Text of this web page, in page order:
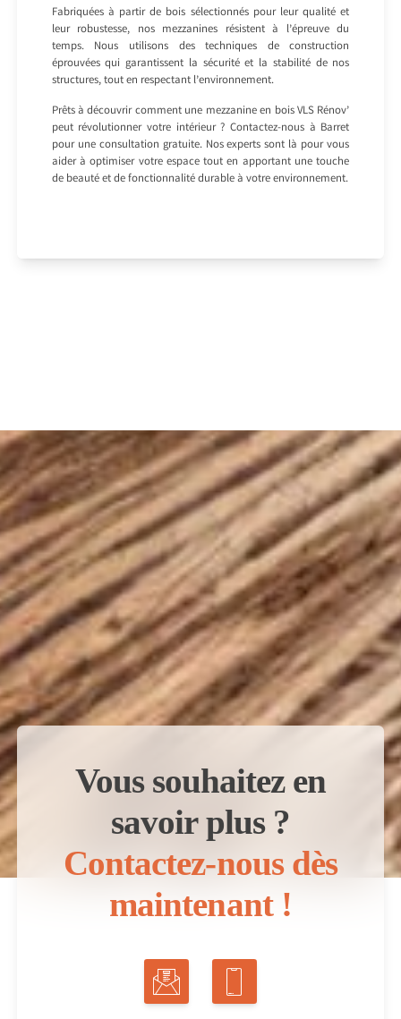
Fabriquées à partir de bois sélectionnés pour leur qualité et
leur robustesse, nos mezzanines résistent à l’épreuve du
temps. Nous utilisons des techniques de construction
éprouvées qui garantissent la sécurité et la stabilité de nos
structures, tout en respectant l’environnement.
Prêts à découvrir comment une mezzanine en bois VLS Rénov’
peut révolutionner votre intérieur ? Contactez-nous à Barret
pour une consultation gratuite. Nos experts sont là pour vous
aider à optimiser votre espace tout en apportant une touche
de beauté et de fonctionnalité durable à votre environnement.
Vous souhaitez en
savoir plus ?
Contactez-nous dès
maintenant !